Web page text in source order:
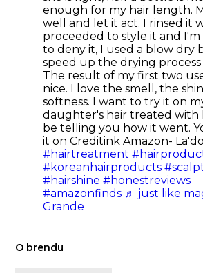
enough for my hair length.
well and let it act. I rinsed it
proceeded to style it and
to deny it, I used a blow dry
speed up the drying process
The result of my first two
nice. I love the smell, the
softness. I want to try it on
daughter's hair treated with
be telling you how it went.
it on Creditink Amazon-
#hairtreatment
#koreanhairproducts
#hairshine #honestreviews
#amazonfinds ♬ just like
Grande
O brendu